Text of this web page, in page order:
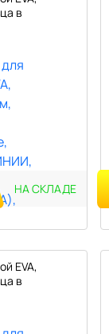
в
НА СКЛАДЕ
EVA,
в